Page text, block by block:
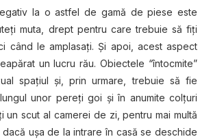
la o astfel de gamă de piese este
muta, drept pentru care trebuie să fiţi
când le amplasaţi. Şi apoi, acest aspect
un lucru rău. Obiectele “întocmite”
spaţiul și, prin urmare, trebuie să fie
unor pereți goi și în anumite colțuri
un scut al camerei de zi, pentru mai multă
dacă ușa de la intrare în casă se deschide